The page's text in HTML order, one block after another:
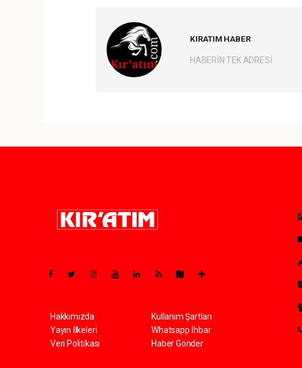
KIRATIM HABER
HABERİN TEK ADRESİ
Hakkımızda
Yayın İlkeleri
Veri Politikası
Kullanım Şartları
Whatsapp İhbar
Haber Gönder